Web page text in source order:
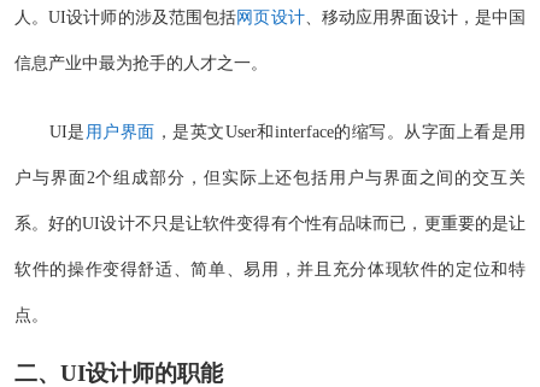
人。UI设计师的涉及范围包括网页设计、移动应用界面设计，是中国
信息产业中最为抢手的人才之一。
UI是 用户界面 ，是英文User和interface的缩写。从字面上看是用
户与界面2个组成部分，但实际上还包括用户与界面之间的交互关
系。好的UI设计不只是让软件变得有个性有品味而已，更重要的是让
软件的操作变得舒适、简单、易用，并且充分体现软件的定位和特
点。
二、UI设计师的职能